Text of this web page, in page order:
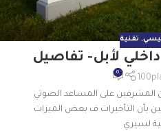
, تقنية
لأبل- تفاصيل
0
المشرفين على المساعد الصوتي
بأن التأخيرات ف بعض الميزات
لسيري